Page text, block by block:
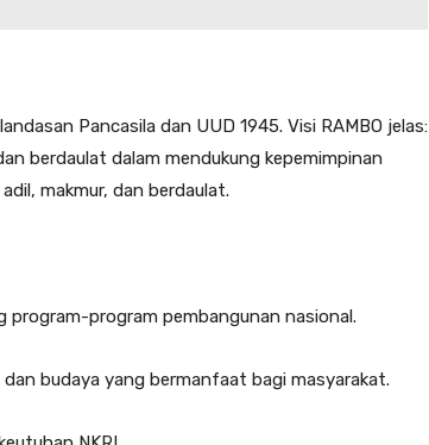
Pancasila dan UUD 1945. Visi RAMBO jelas:
berdaulat dalam mendukung kepemimpinan
makmur, dan berdaulat.
program-program pembangunan nasional.
budaya yang bermanfaat bagi masyarakat.